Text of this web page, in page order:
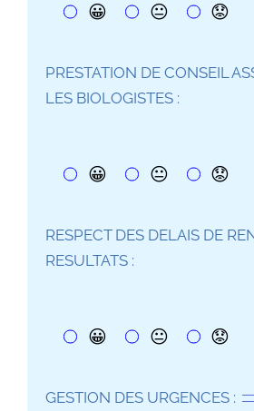
😀 😐 😟
PRESTATION DE CONSEIL
LES BIOLOGISTES :
😀 😐 😟
RESPECT DES DELAIS DE
RESULTATS :
😀 😐 😟
GESTION DES URGENCES :